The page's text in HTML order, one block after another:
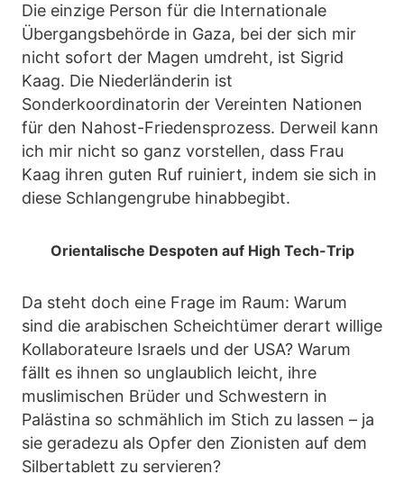
Die einzige Person für die Internationale
Übergangsbehörde in Gaza, bei der sich mir
nicht sofort der Magen umdreht, ist Sigrid
Kaag. Die Niederländerin ist
Sonderkoordinatorin der Vereinten Nationen
für den Nahost-Friedensprozess. Derweil kann
ich mir nicht so ganz vorstellen, dass Frau
Kaag ihren guten Ruf ruiniert, indem sie sich in
diese Schlangengrube hinabbegibt.
Orientalische Despoten auf High Tech-Trip
Da steht doch eine Frage im Raum: Warum
sind die arabischen Scheichtümer derart willige
Kollaborateure Israels und der USA? Warum
fällt es ihnen so unglaublich leicht, ihre
muslimischen Brüder und Schwestern in
Palästina so schmählich im Stich zu lassen – ja
sie geradezu als Opfer den Zionisten auf dem
Silbertablett zu servieren?